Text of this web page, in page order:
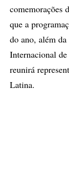
comemorações
que a
do ano, além
Internacional
reunirá
Latina.